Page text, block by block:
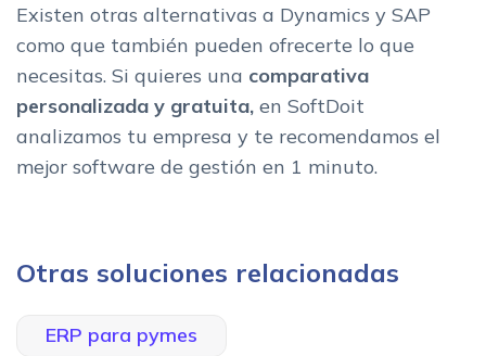
Existen otras alternativas a Dynamics y SAP
como que también pueden ofrecerte lo que
necesitas. Si quieres una comparativa
personalizada y gratuita, en SoftDoit
analizamos tu empresa y te recomendamos el
mejor software de gestión en 1 minuto.
Otras soluciones relacionadas
ERP para pymes